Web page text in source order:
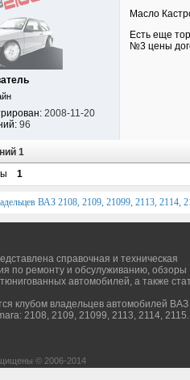
2008-11-20
96
Масло
Есть еще
№3 цены
1
1
ВАЗ 2108, 2109, 21099, 2113, 2114,
справочная и техническая
по ремонту и обсулуживанию, обзоры
автомобилей, а также
клубом владельцев автомобилей ВАЗ
2108, 2109, 21099, 2113, 2114, 2115.
© 2006-2014